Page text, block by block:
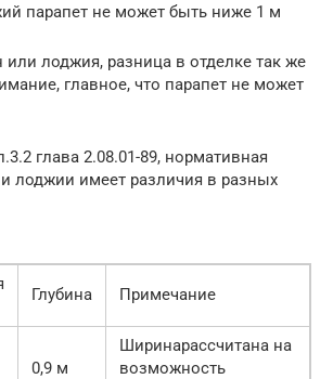
парапет не может быть ниже 1 м
лоджия, разница в отделке так же
главное, что парапет не может
глава 2.08.01-89, нормативная
лоджии имеет различия в разных
Глубина Примечание
0,9 м
Ширинарассчитана на
возможность